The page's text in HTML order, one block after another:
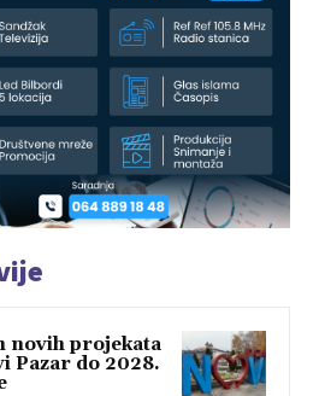
novih projekata
Pazar do 2028.